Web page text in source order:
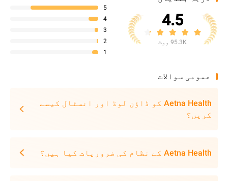
4.5
95.3K ووٹ
5
4
3
2
1
عمومی سوالات
Aetna Health کو ڈاؤن لوڈ اور انسٹال کیسے
کریں؟
Aetna Health کے نظام کی ضروریات کیا ہیں؟